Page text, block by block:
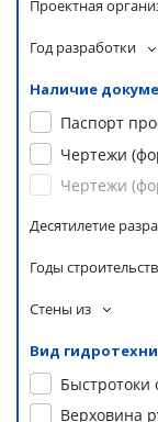
Проектная
Год разработки
Наличие
Паспорт
Чертежи
Чертежи
Десятилетие
Годы
Стены из
Вид
Быстротоки
Верховина